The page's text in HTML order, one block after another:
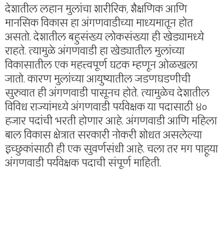
देशातील लहान मुलांचा शारीरिक, शैक्षणिक आणि
मानसिक विकास हा अंगणवाडीच्या माध्यमातून होत
असतो. देशातील बहुसंख्य लोकसंख्या ही खेड्यामध्ये
राहते. त्यामुळे अंगणवाडी हा खेड्यातील मुलांच्या
विकासातील एक महत्त्वपूर्ण घटक म्हणून ओळखला
जातो. कारण मुलांच्या आयुष्यातील जडणघडणीची
सुरुवात ही अंगणवाडी पासूनच होते. त्यामुळेच देशातील
विविध राज्यांमध्ये अंगणवाडी पर्यवेक्षक या पदासाठी ४०
हजार पदांची भरती होणार आहे. अंगणवाडी आणि महिला
बाल विकास क्षेत्रात सरकारी नोकरी शोधत असलेल्या
इच्छुकांसाठी ही एक सुवर्णसंधी आहे. चला तर मग पाहूया
अंगणवाडी पर्यवेक्षक पदाची संपूर्ण माहिती.